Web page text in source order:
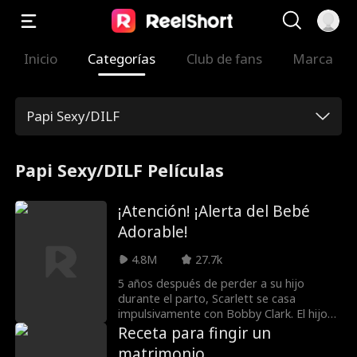
Inicio Categorías Club de fans Marca
Papi Sexy/DILF
Papi Sexy/DILF Películas
¡Atención! ¡Alerta del Bebé
Adorable!
4.8M
27.7k
5 años después de perder a su hijo
durante el parto, Scarlett se casa
impulsivamente con Bobby Clark. El hijo
de su nuevo esposo, Charlie, insiste en
llamarla "mamá". ¿Cuándo le revelará
Receta para fingir un